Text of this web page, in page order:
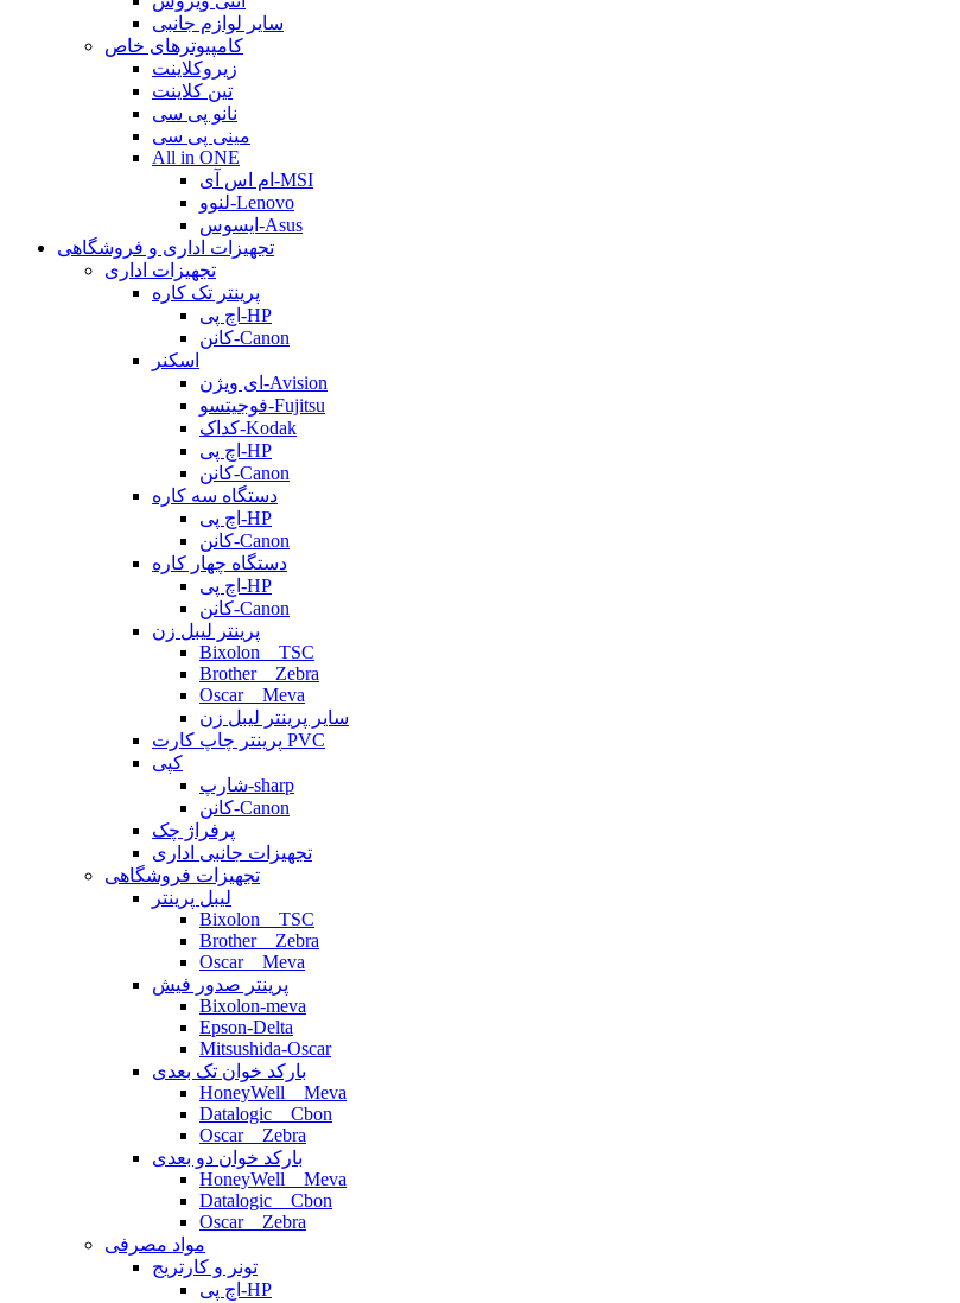
سایر لوازم جانبی
کامپیوترهای خاص
زیروکلاینت
تین کلاینت
نانو پی سی
مینی پی سی
All in ONE
ام اس آی-MSI
لنوو-Lenovo
ایسوس-Asus
تجهیزات اداری و فروشگاهی
تجهیزات اداری
پرینتر تک کاره
اچ پی-HP
کانن-Canon
اسکنر
ای ویژن-Avision
فوجیتسو-Fujitsu
کداک-Kodak
اچ پی-HP
کانن-Canon
دستگاه سه کاره
اچ پی-HP
کانن-Canon
دستگاه چهار کاره
اچ پی-HP
کانن-Canon
پرینتر لیبل زن
Bixolon _ TSC
Brother _ Zebra
Oscar _ Meva
سایر پرینتر لیبل زن
پرینتر چاپ کارت PVC
کپی
شارپ-sharp
کانن-Canon
پرفراژ چک
تجهیزات جانبی اداری
تجهیزات فروشگاهی
لیبل پرینتر
Bixolon _ TSC
Brother _ Zebra
Oscar _ Meva
پرینتر صدور فیش
Bixolon-meva
Epson-Delta
Mitsushida-Oscar
بارکد خوان تک بعدی
HoneyWell _ Meva
Datalogic _ Cbon
Oscar _ Zebra
بارکد خوان دو بعدی
HoneyWell _ Meva
Datalogic _ Cbon
Oscar _ Zebra
مواد مصرفی
تونر و کارتریج
اچ پی-HP